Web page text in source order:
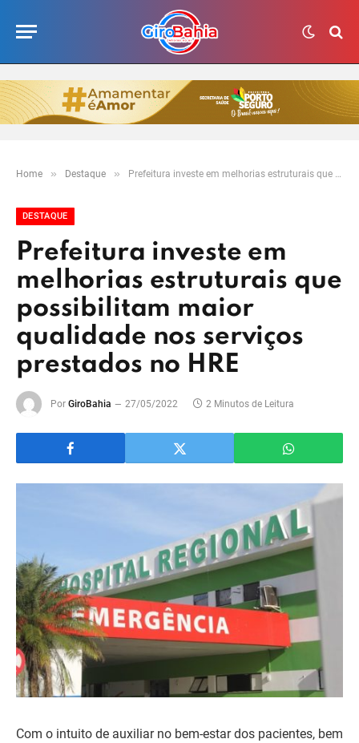
Home » Destaque » Prefeitura investe em melhorias estruturais que possibilitam maior qualidade nos serviços prestados no HRE
DESTAQUE
Prefeitura investe em
melhorias estruturais que
possibilitam maior
qualidade nos serviços
prestados no HRE
Por GiroBahia 27/05/2022 2 Minutos de Leitura
Com o intuito de auxiliar no bem-estar dos pacientes, bem